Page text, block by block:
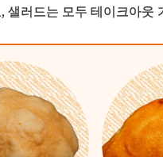
샐러드는 모두 테이크아웃